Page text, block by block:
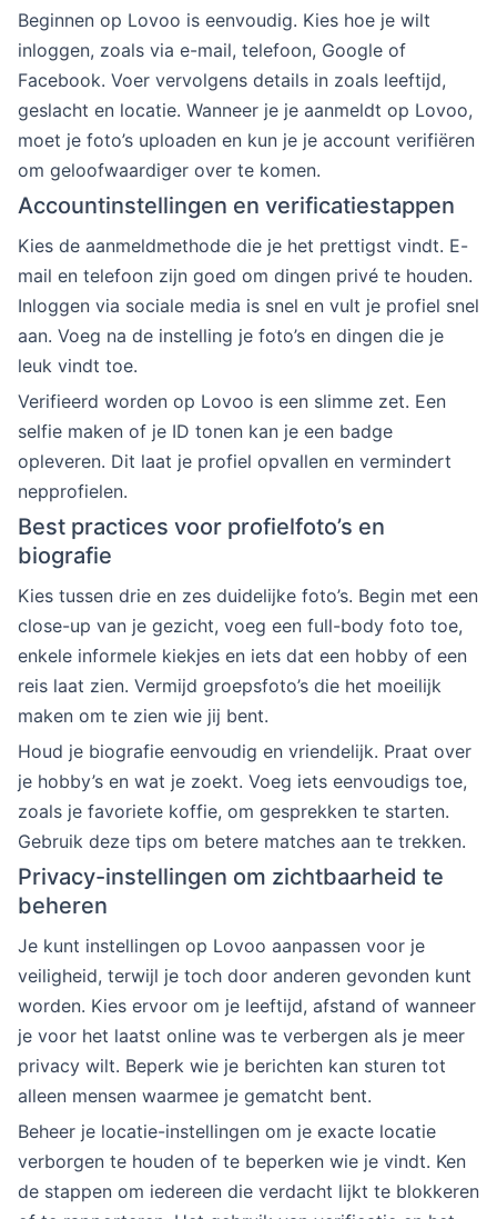
Beginnen op Lovoo is eenvoudig. Kies hoe je wilt
inloggen, zoals via e-mail, telefoon, Google of
Facebook. Voer vervolgens details in zoals leeftijd,
geslacht en locatie. Wanneer je je aanmeldt op Lovoo,
moet je foto’s uploaden en kun je je account verifiëren
om geloofwaardiger over te komen.
Accountinstellingen en verificatiestappen
Kies de aanmeldmethode die je het prettigst vindt. E-
mail en telefoon zijn goed om dingen privé te houden.
Inloggen via sociale media is snel en vult je profiel snel
aan. Voeg na de instelling je foto’s en dingen die je
leuk vindt toe.
Verifieerd worden op Lovoo is een slimme zet. Een
selfie maken of je ID tonen kan je een badge
opleveren. Dit laat je profiel opvallen en vermindert
nepprofielen.
Best practices voor profielfoto’s en
biografie
Kies tussen drie en zes duidelijke foto’s. Begin met een
close-up van je gezicht, voeg een full-body foto toe,
enkele informele kiekjes en iets dat een hobby of een
reis laat zien. Vermijd groepsfoto’s die het moeilijk
maken om te zien wie jij bent.
Houd je biografie eenvoudig en vriendelijk. Praat over
je hobby’s en wat je zoekt. Voeg iets eenvoudigs toe,
zoals je favoriete koffie, om gesprekken te starten.
Gebruik deze tips om betere matches aan te trekken.
Privacy-instellingen om zichtbaarheid te
beheren
Je kunt instellingen op Lovoo aanpassen voor je
veiligheid, terwijl je toch door anderen gevonden kunt
worden. Kies ervoor om je leeftijd, afstand of wanneer
je voor het laatst online was te verbergen als je meer
privacy wilt. Beperk wie je berichten kan sturen tot
alleen mensen waarmee je gematcht bent.
Beheer je locatie-instellingen om je exacte locatie
verborgen te houden of te beperken wie je vindt. Ken
de stappen om iedereen die verdacht lijkt te blokkeren